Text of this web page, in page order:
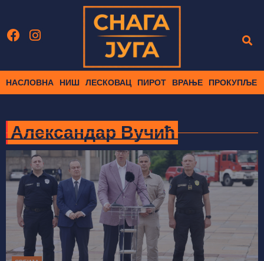
НАСЛОВНА НИШ ЛЕСКОВАЦ ПИРОТ ВРАЊЕ ПРОКУПЉЕ
Александар Вучић